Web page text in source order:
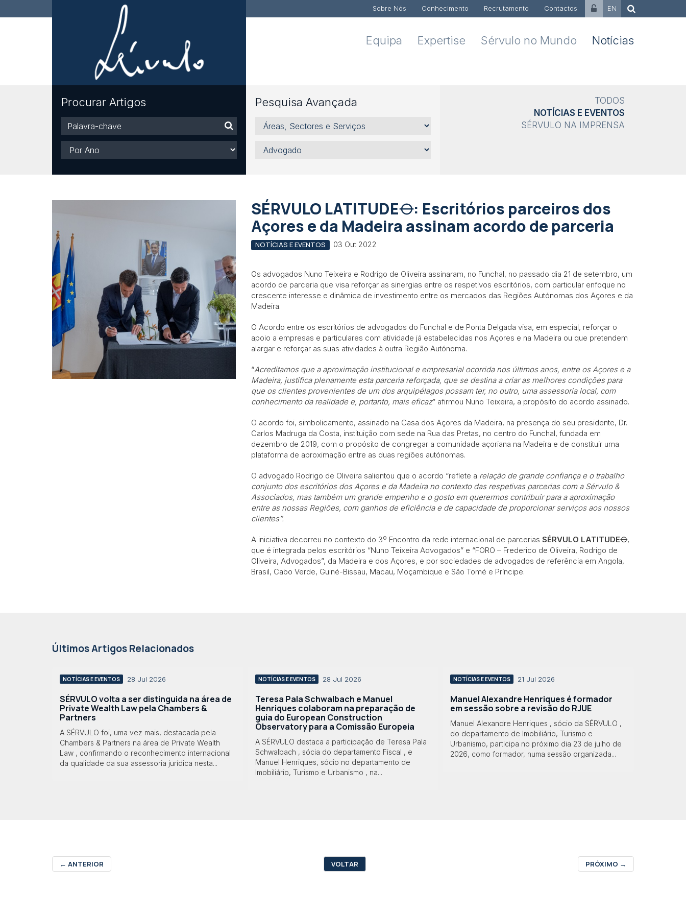
Sobre Nós Conhecimento Recrutamento Contactos EN
Equipa Expertise Sérvulo no Mundo Notícias
Procurar Artigos
Palavra-
chave
Ano
Pesquisa Avançada
Áreas,
Sectores
Serviços
Advogado
TODOS
NOTÍCIAS E EVENTOS
SÉRVULO NA IMPRENSA
SÉRVULO LATITUDE⦵: Escritórios parceiros dos
Açores e da Madeira assinam acordo de parceria
NOTÍCIAS E EVENTOS 03 Out 2022
Os advogados Nuno Teixeira e Rodrigo de Oliveira assinaram, no Funchal, no passado dia 21 de setembro, um
acordo de parceria que visa reforçar as sinergias entre os respetivos escritórios, com particular enfoque no
crescente interesse e dinâmica de investimento entre os mercados das Regiões Autónomas dos Açores e da
Madeira.
O Acordo entre os escritórios de advogados do Funchal e de Ponta Delgada visa, em especial, reforçar o
apoio a empresas e particulares com atividade já estabelecidas nos Açores e na Madeira ou que pretendem
alargar e reforçar as suas atividades à outra Região Autónoma.
“Acreditamos que a aproximação institucional e empresarial ocorrida nos últimos anos, entre os Açores e a
Madeira, justifica plenamente esta parceria reforçada, que se destina a criar as melhores condições para
que os clientes provenientes de um dos arquipélagos possam ter, no outro, uma assessoria local, com
conhecimento da realidade e, portanto, mais eficaz” afirmou Nuno Teixeira, a propósito do acordo assinado.
O acordo foi, simbolicamente, assinado na Casa dos Açores da Madeira, na presença do seu presidente, Dr.
Carlos Madruga da Costa, instituição com sede na Rua das Pretas, no centro do Funchal, fundada em
dezembro de 2019, com o propósito de congregar a comunidade açoriana na Madeira e de constituir uma
plataforma de aproximação entre as duas regiões autónomas.
O advogado Rodrigo de Oliveira salientou que o acordo “reflete a relação de grande confiança e o trabalho
conjunto dos escritórios dos Açores e da Madeira no contexto das respetivas parcerias com a Sérvulo &
Associados, mas também um grande empenho e o gosto em querermos contribuir para a aproximação
entre as nossas Regiões, com ganhos de eficiência e de capacidade de proporcionar serviços aos nossos
clientes”.
A iniciativa decorreu no contexto do 3º Encontro da rede internacional de parcerias SÉRVULO LATITUDE⦵,
que é integrada pelos escritórios “Nuno Teixeira Advogados” e “FORO – Frederico de Oliveira, Rodrigo de
Oliveira, Advogados”, da Madeira e dos Açores, e por sociedades de advogados de referência em Angola,
Brasil, Cabo Verde, Guiné-Bissau, Macau, Moçambique e São Tomé e Príncipe.
Últimos Artigos Relacionados
NOTÍCIAS E EVENTOS 28 Jul 2026
SÉRVULO volta a ser distinguida na área de
Private Wealth Law pela Chambers &
Partners
A SÉRVULO foi, uma vez mais, destacada pela
Chambers & Partners na área de Private Wealth
Law , confirmando o reconhecimento internacional
da qualidade da sua assessoria jurídica nesta...
NOTÍCIAS E EVENTOS 28 Jul 2026
Teresa Pala Schwalbach e Manuel
Henriques colaboram na preparação de
guia do European Construction
Observatory para a Comissão Europeia
A SÉRVULO destaca a participação de Teresa Pala
Schwalbach , sócia do departamento Fiscal , e
Manuel Henriques, sócio no departamento de
Imobiliário, Turismo e Urbanismo , na...
NOTÍCIAS E EVENTOS 21 Jul 2026
Manuel Alexandre Henriques é formador
em sessão sobre a revisão do RJUE
Manuel Alexandre Henriques , sócio da SÉRVULO ,
do departamento de Imobiliário, Turismo e
Urbanismo, participa no próximo dia 23 de julho de
2026, como formador, numa sessão organizada...
← ANTERIOR VOLTAR PRÓXIMO →